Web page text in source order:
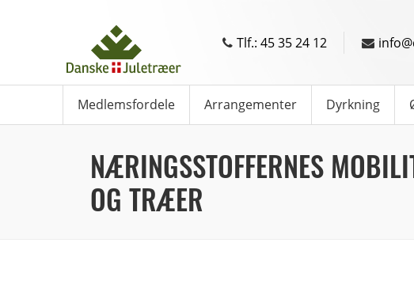
Tlf.: 45 35 24 12
Medlemsfordele Arrangementer Dyrkning
NÆRINGSSTOFFERNES
OG TRÆER